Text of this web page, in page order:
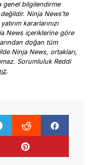
genel bilgilendirme
Ninja News’te
kararlarınızı
News içeriklerine göre
doğan tüm
Ninja News, ortakları,
Sorumluluk Reddi
.